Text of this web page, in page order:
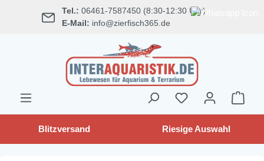
springen Tel.: 06461-7587450 (8:30-12:30 Uhr)
E-Mail: info@zierfisch365.de
Blitzversand Riesige Auswahl